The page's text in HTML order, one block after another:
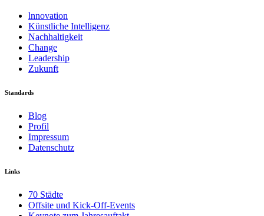
lnnovation
Künstliche Intelligenz
Nachhaltigkeit
Change
Leadership
Zukunft
Standards
Blog
Profil
Impressum
Datenschutz
Links
70 Städte
Offsite und Kick-Off-Events